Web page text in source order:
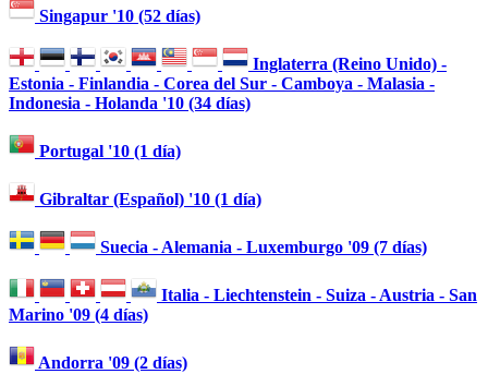
Singapur '10 (52 días)
Inglaterra (Reino Unido) -
Estonia - Finlandia - Corea del Sur - Camboya - Malasia -
Indonesia - Holanda '10 (34 días)
Portugal '10 (1 día)
Gibraltar (Español) '10 (1 día)
Suecia - Alemania - Luxemburgo '09 (7 días)
Italia - Liechtenstein - Suiza - Austria - San
Marino '09 (4 días)
Andorra '09 (2 días)